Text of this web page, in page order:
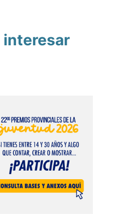
interesar